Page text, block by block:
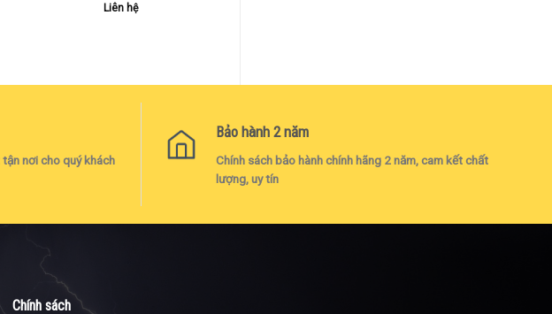
Liên hệ
nơi cho quý khách
Bảo hành 2 năm
Chính sách bảo hành chính hãng 2 năm, cam kết chất
lượng, uy tín
Chính sách